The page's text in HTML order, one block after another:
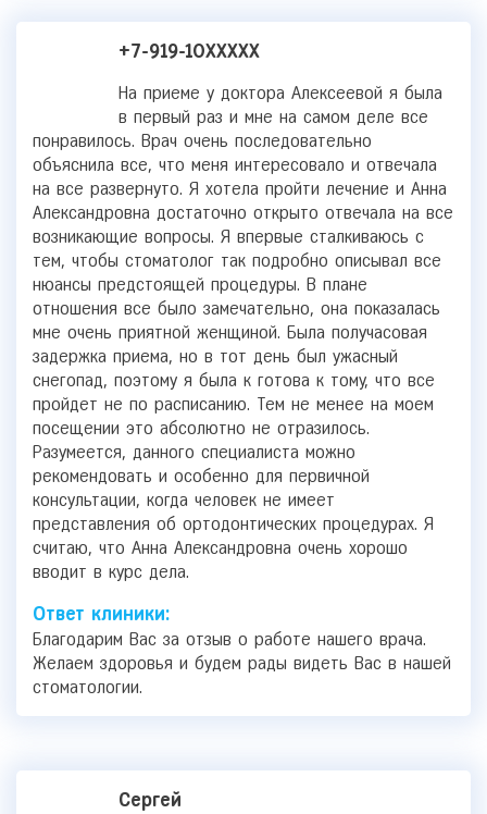
+7-919-10XXXXX
На приеме у доктора Алексеевой я была
в первый раз и мне на самом деле все
понравилось. Врач очень последовательно
объяснила все, что меня интересовало и отвечала
на все развернуто. Я хотела пройти лечение и Анна
Александровна достаточно открыто отвечала на все
возникающие вопросы. Я впервые сталкиваюсь с
тем, чтобы стоматолог так подробно описывал все
нюансы предстоящей процедуры. В плане
отношения все было замечательно, она показалась
мне очень приятной женщиной. Была получасовая
задержка приема, но в тот день был ужасный
снегопад, поэтому я была к готова к тому, что все
пройдет не по расписанию. Тем не менее на моем
посещении это абсолютно не отразилось.
Разумеется, данного специалиста можно
рекомендовать и особенно для первичной
консультации, когда человек не имеет
представления об ортодонтических процедурах. Я
считаю, что Анна Александровна очень хорошо
вводит в курс дела.
Ответ клиники:
Благодарим Вас за отзыв о работе нашего врача.
Желаем здоровья и будем рады видеть Вас в нашей
стоматологии.
Сергей